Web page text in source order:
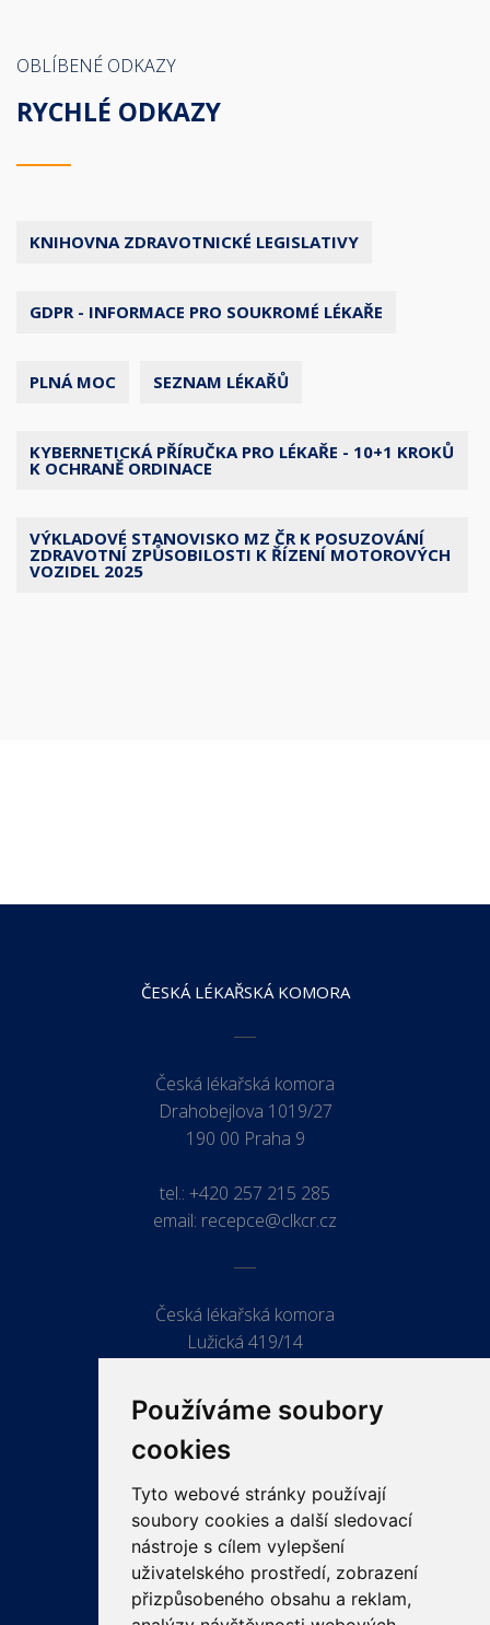
Používáme soubory
cookies
Tyto webové stránky používají
soubory cookies a další sledovací
nástroje s cílem vylepšení
uživatelského prostředí, zobrazení
přizpůsobeného obsahu a reklam,
OBLÍBENÉ ODKAZY
RYCHLÉ ODKAZY
KNIHOVNA ZDRAVOTNICKÉ LEGISLATIVY
GDPR - INFORMACE PRO SOUKROMÉ LÉKAŘE
PLNÁ MOC SEZNAM LÉKAŘŮ
KYBERNETICKÁ PŘÍRUČKA PRO LÉKAŘE - 10+1 KROKŮ
K OCHRANĚ ORDINACE
VÝKLADOVÉ STANOVISKO MZ ČR K POSUZOVÁNÍ
ZDRAVOTNÍ ZPŮSOBILOSTI K ŘÍZENÍ MOTOROVÝCH
VOZIDEL 2025
ČESKÁ LÉKAŘSKÁ KOMORA
Česká lékařská komora
Drahobejlova 1019/27
190 00 Praha 9
tel.: +420 257 215 285
email: recepce@clkcr.cz
Česká lékařská komora
Lužická 419/14
ODKAZY
PRO LÉKAŘE
PRO VEŘEJNOST
VZDĚLÁVÁNÍ